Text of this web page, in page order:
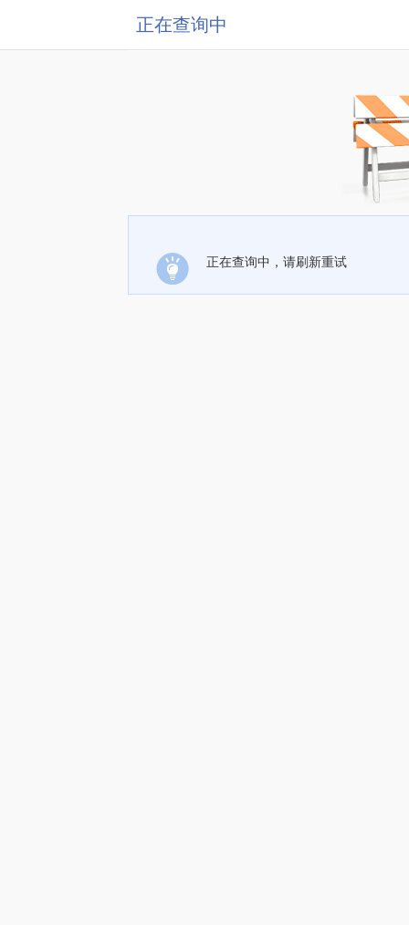
正在查询中
正在查询中，请刷新重试